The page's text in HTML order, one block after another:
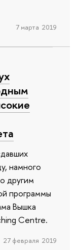
7 марта 2019
намного
другим
программы
Вышка
Centre.
27 февраля 2019